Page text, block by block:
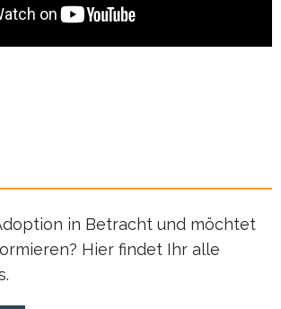
in Betracht und möchtet
Hier findet Ihr alle